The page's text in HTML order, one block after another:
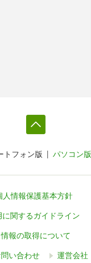
トフォン版 パソコン版
人情報保護基本方針
関するガイドライン
報の取得について
い合わせ 運営会社